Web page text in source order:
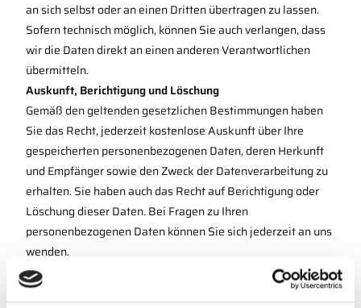
an sich selbst oder an einen Dritten übertragen zu lassen.
Sofern technisch möglich, können Sie auch verlangen, dass
wir die Daten direkt an einen anderen Verantwortlichen
übermitteln.
Auskunft, Berichtigung und Löschung
Gemäß den geltenden gesetzlichen Bestimmungen haben
Sie das Recht, jederzeit kostenlose Auskunft über Ihre
gespeicherten personenbezogenen Daten, deren Herkunft
und Empfänger sowie den Zweck der Datenverarbeitung zu
erhalten. Sie haben auch das Recht auf Berichtigung oder
Löschung dieser Daten. Bei Fragen zu Ihren
personenbezogenen Daten können Sie sich jederzeit an uns
wenden.
Recht auf Einschränkung der Verarbeitung
Sie können die Einschränkung der Verarbeitung Ihrer